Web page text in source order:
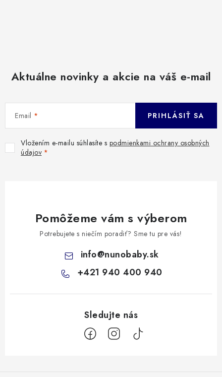
Aktuálne novinky a akcie na váš e-mail
Email
Vložením e-mailu súhlasíte s podmienkami ochrany osobných
údajov
PRIHLÁSIŤ SA
Pomôžeme vám s výberom
Potrebujete s niečím poradiť? Sme tu pre vás!
info@nunobaby.sk
+421 940 400 940